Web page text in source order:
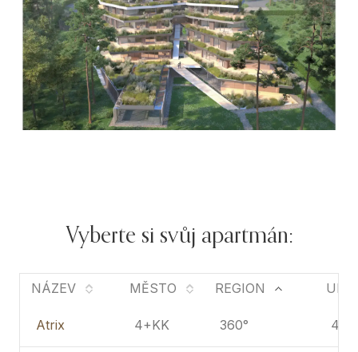
Vyberte si svůj apartmán:
NÁZEV MĚSTO REGION
Atrix 4+KK 360° 4NP